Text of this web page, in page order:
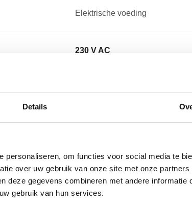
Details
personaliseren, om functies voor social media te
over uw gebruik van onze site met onze
deze gegevens combineren met andere informatie
gebruik van hun services.
Elektrische voeding
230 V AC
CALEFFI, 644553. Gemotoriseerde drie-
Met drie-punts regeling. Aansluiting: R 3/4"
10 bar. Gemiddelde temperatuurbereik: -
0–55 °C. Elektrische voeding: 230 V AC.
Schakelvermogen (230 V): 0,8 A. Kv: 7,7